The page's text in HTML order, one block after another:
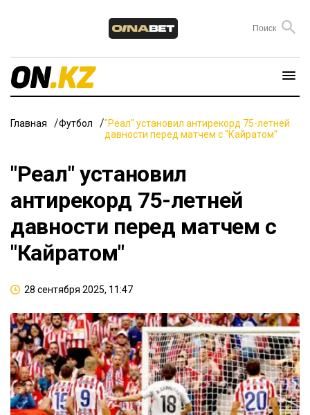
Главная Футбол
"Реал" установил антирекорд 75-летней
давности перед матчем с "Кайратом"
"Реал" установил
антирекорд 75-летней
давности перед матчем с
"Кайратом"
28 сентября 2025, 11:47